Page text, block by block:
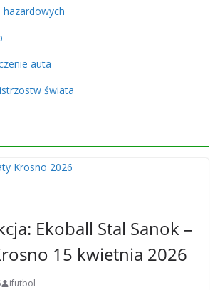
auta
świata
Ekoball Stal Sanok –
15 kwietnia 2026
ifutbol